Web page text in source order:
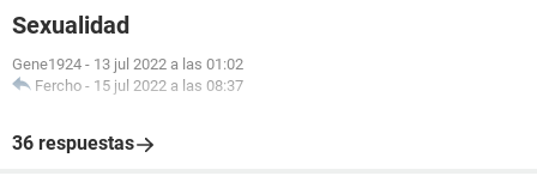
Sexualidad
Gene1924 - 13 jul 2022 a las 01:02
Fercho - 15 jul 2022 a las 08:37
36 respuestas